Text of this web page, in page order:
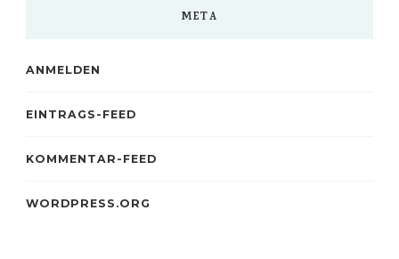
META
ANMELDEN
EINTRAGS-FEED
KOMMENTAR-FEED
WORDPRESS.ORG